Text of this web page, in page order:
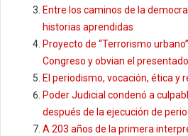
Entre los caminos de la
historias aprendidas
Proyecto de “Terrorismo
Congreso y obvian el
El periodismo, vocación, ética y
Poder Judicial condenó a
después de la ejecución de
A 203 años de la primera